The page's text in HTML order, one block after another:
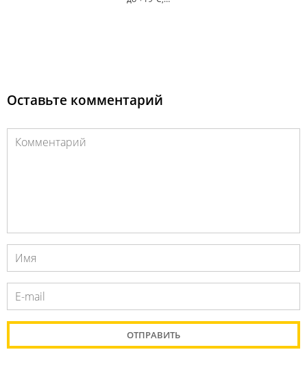
Оставьте комментарий